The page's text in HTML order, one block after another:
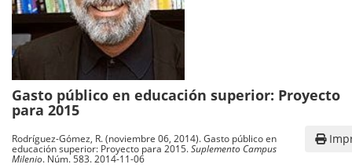
Gasto público en educación superior: Proyecto
para 2015
Rodríguez-Gómez, R. (noviembre 06, 2014). Gasto público en
educación superior: Proyecto para 2015.Suplemento Campus
Milenio. Núm. 583. 2014-11-06